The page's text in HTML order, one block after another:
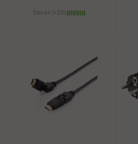
Stocks (+10)